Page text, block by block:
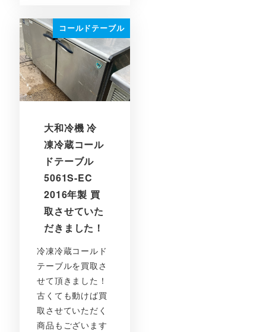
コールドテーブル
大和冷機 冷
凍冷蔵コール
ドテーブル
5061S-EC
2016年製 買
取させていた
だきました！
冷凍冷蔵コールド
テーブルを買取さ
せて頂きました！
古くても動けば買
取させていただく
商品もございます